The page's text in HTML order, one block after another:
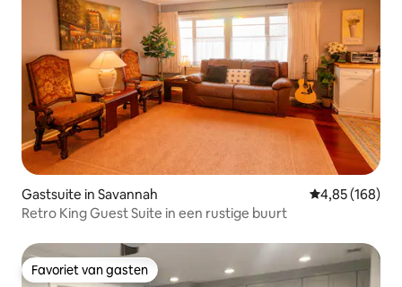
Gastsuite in Savannah Gemiddelde
4,85 (168)
Retro King Guest Suite in een rustige buurt
Favoriet van gasten
Favoriet van gasten